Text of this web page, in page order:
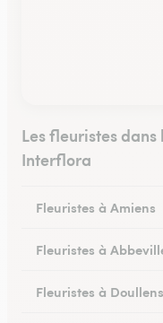
Les fleuristes
Interflora
Fleuristes à Amiens
Fleuristes à
Fleuristes à Doullens